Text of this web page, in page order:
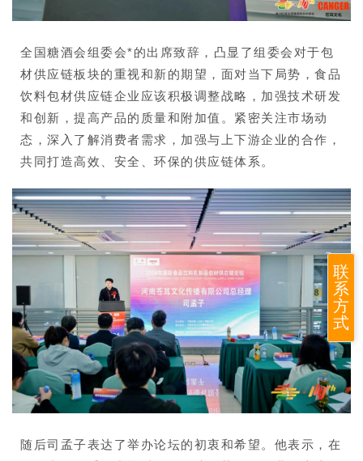
全国糖酒会组委会*的出席致辞，凸显了组委会对于包
材供应链板块的重视和新的期望，面对当下局势，食品
饮料包材供应链企业应该积极调整战略，加强技术研发
和创新，提高产品的质量和附加值。紧密关注市场动
态，深入了解消费者需求，加强与上下游企业的合作，
共同打造高效、安全、环保的供应链体系。
随后司孟子表达了举办论坛的初衷和希望。他表示，在
联
系
方
式